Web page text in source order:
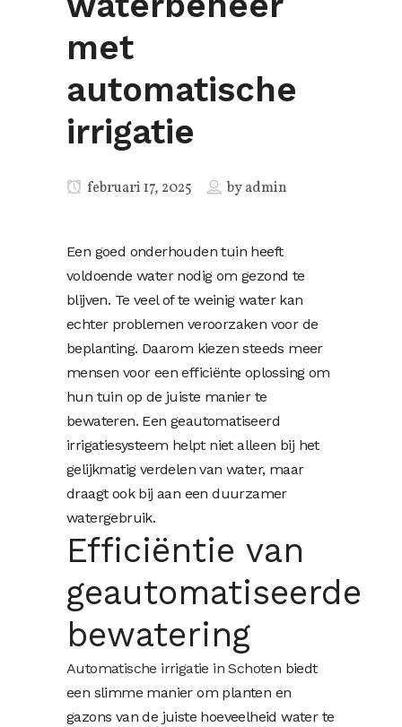
met
automatische
irrigatie
februari 17, 2025 byadmin
Een goed onderhouden tuin heeft
voldoende water nodig om gezond te
blijven. Te veel of te weinig water kan
echter problemen veroorzaken voor de
beplanting. Daarom kiezen steeds meer
mensen voor een efficiënte oplossing om
hun tuin op de juiste manier te
bewateren. Een geautomatiseerd
irrigatiesysteem helpt niet alleen bij het
gelijkmatig verdelen van water, maar
draagt ook bij aan een duurzamer
watergebruik.
Efficiëntie van
geautomatiseerde
bewatering
Automatische irrigatie in Schoten biedt
een slimme manier om planten en
gazons van de juiste hoeveelheid water te